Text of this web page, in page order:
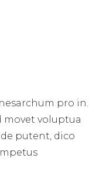
pro in.
movet voluptua
putent, dico